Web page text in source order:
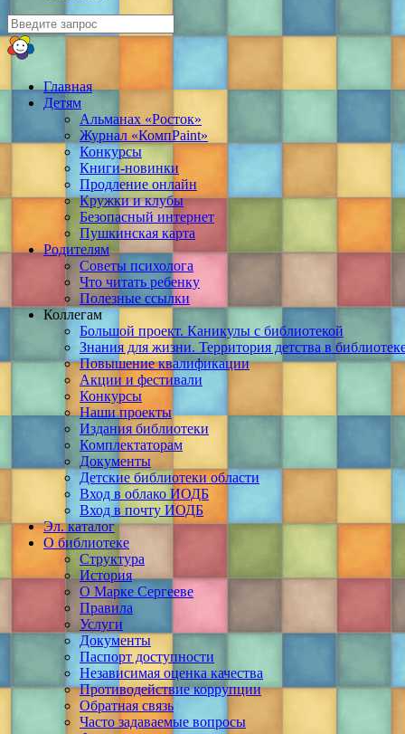
Главная
Детям
Альманах «Росток»
Журнал «КомпPaint»
Конкурсы
Книги-новинки
Продление онлайн
Кружки и клубы
Безопасный интернет
Пушкинская карта
Родителям
Советы психолога
Что читать ребенку
Полезные ссылки
Коллегам
Большой проект. Каникулы с библиотекой
Знания для жизни. Территория детства в
Повышение квалификации
Акции и фестивали
Конкурсы
Наши проекты
Издания библиотеки
Комплектаторам
Документы
Детские библиотеки области
Вход в облако ИОДБ
Вход в почту ИОДБ
Эл. каталог
О библиотеке
Структура
История
О Марке Сергееве
Правила
Услуги
Документы
Паспорт доступности
Независимая оценка качества
Противодействие коррупции
Обратная связь
Часто задаваемые вопросы